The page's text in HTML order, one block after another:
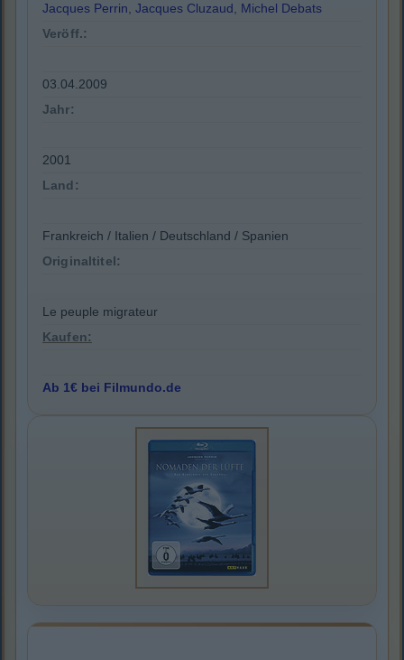
Jacques Perrin, Jacques Cluzaud, Michel Debats
Veröff.:
03.04.2009
Jahr:
2001
Land:
Frankreich / Italien / Deutschland / Spanien
Originaltitel:
Le peuple migrateur
Kaufen:
Ab 1€ bei Filmundo.de